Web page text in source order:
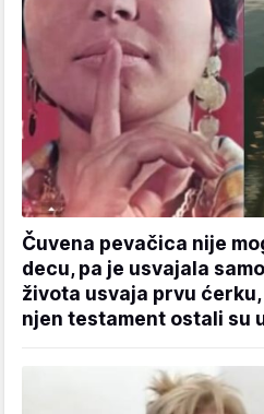
Čuvena pevačica nije
decu, pa je usvajala
života usvaja prvu
njen testament ostali su